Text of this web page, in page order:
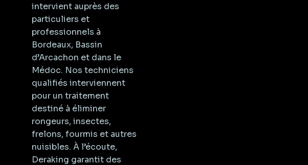
intervient auprès des
particuliers et
professionnels à
Bordeaux, Bassin
d’Arcachon et dans le
Médoc. Nos techniciens
qualifiés interviennent
pour un traitement
destiné à éliminer
rongeurs, insectes,
frelons, fourmis et autres
nuisibles. À l’écoute,
Deraking garantit des